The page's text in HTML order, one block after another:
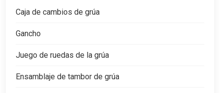
Caja de cambios de grúa
Gancho
Juego de ruedas de la grúa
Ensamblaje de tambor de grúa